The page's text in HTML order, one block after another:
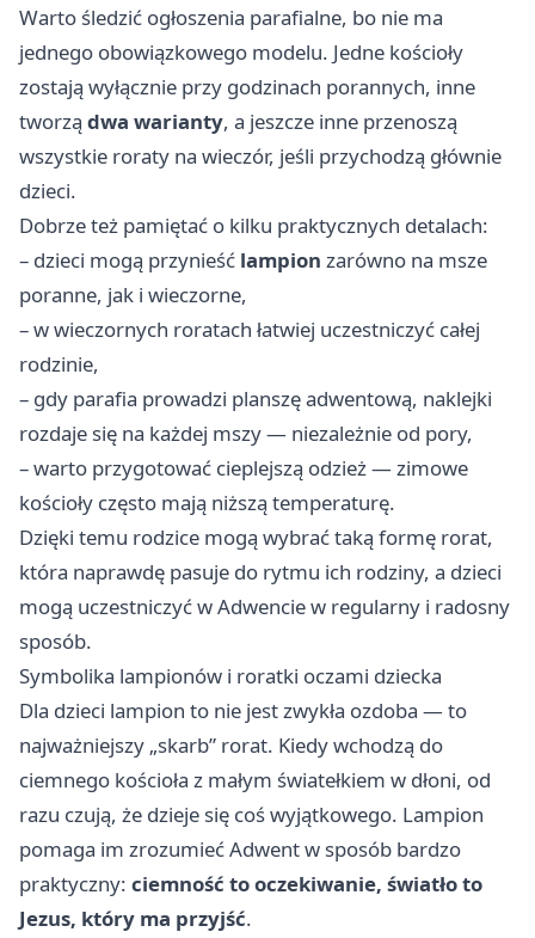
Warto śledzić ogłoszenia parafialne, bo nie ma
jednego obowiązkowego modelu. Jedne kościoły
zostają wyłącznie przy godzinach porannych, inne
tworzą dwa warianty, a jeszcze inne przenoszą
wszystkie roraty na wieczór, jeśli przychodzą głównie
dzieci.
Dobrze też pamiętać o kilku praktycznych detalach:
– dzieci mogą przynieść lampion zarówno na msze
poranne, jak i wieczorne,
– w wieczornych roratach łatwiej uczestniczyć całej
rodzinie,
– gdy parafia prowadzi planszę adwentową, naklejki
rozdaje się na każdej mszy — niezależnie od pory,
– warto przygotować cieplejszą odzież — zimowe
kościoły często mają niższą temperaturę.
Dzięki temu rodzice mogą wybrać taką formę rorat,
która naprawdę pasuje do rytmu ich rodziny, a dzieci
mogą uczestniczyć w Adwencie w regularny i radosny
sposób.
Symbolika lampionów i roratki oczami dziecka
Dla dzieci lampion to nie jest zwykła ozdoba — to
najważniejszy „skarb” rorat. Kiedy wchodzą do
ciemnego kościoła z małym światełkiem w dłoni, od
razu czują, że dzieje się coś wyjątkowego. Lampion
pomaga im zrozumieć Adwent w sposób bardzo
praktyczny: ciemność to oczekiwanie, światło to
Jezus, który ma przyjść.